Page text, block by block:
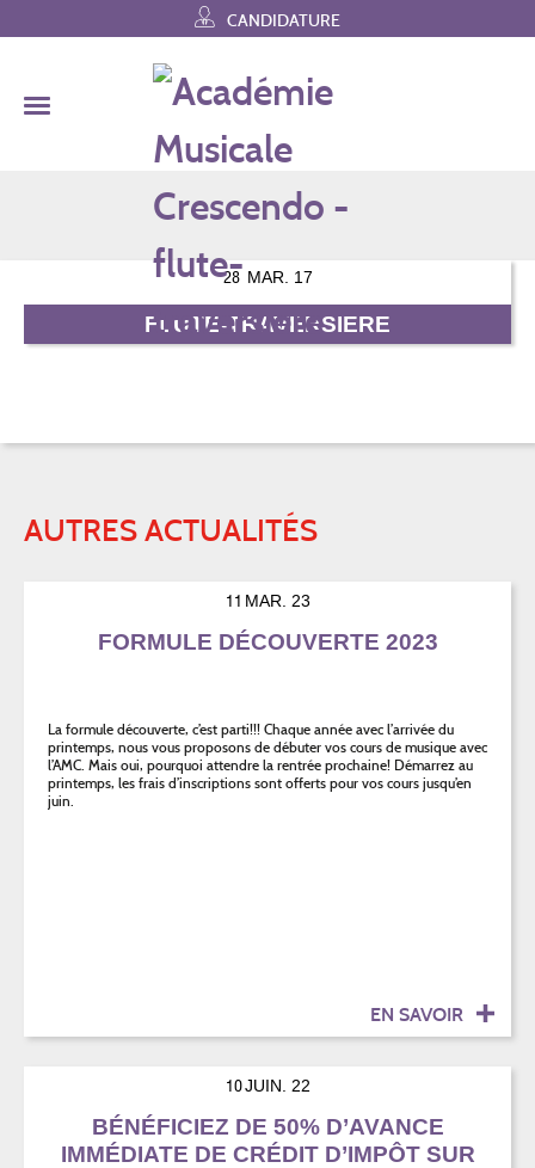
to
CANDIDATURE
28 MAR. 17
FLUTE-TRAVERSIERE
AUTRES ACTUALITÉS
11 MAR. 23
FORMULE DÉCOUVERTE 2023
La formule découverte, c’est parti!!! Chaque année avec l’arrivée du
printemps, nous vous proposons de débuter vos cours de musique avec
l’AMC. Mais oui, pourquoi attendre la rentrée prochaine! Démarrez au
printemps, les frais d’inscriptions sont offerts pour vos cours jusqu’en
juin.
EN SAVOIR
10JUIN. 22
BÉNÉFICIEZ DE 50% D’AVANCE
IMMÉDIATE DE CRÉDIT D’IMPÔT SUR